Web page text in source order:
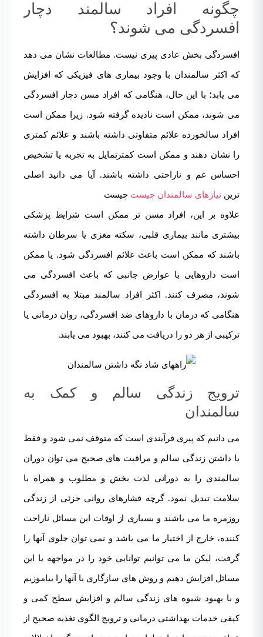
چگونه افراد سالمند دچار
افسردگی می شوند؟
افسردگی بخش عادی پیری نیست. مطالعات نشان می دهد
که اکثر سالمندان با وجود بیماری های فیزیکی که افزایش
می یابد؛ با این حال، هنگامی که افراد مسن دچار افسردگی
می شوند، ممکن است نادیده گرفته شود. زیرا ممکن است
افراد سالخورده علائم متفاوتی داشته باشند و علائم کمتری
را نشان دهند و ممکن است کمترتمایل به تجربه یا تشخیص
احساس غم و ناراحتی داشته باشند. آیا می دانید اصلی
ترین نیازهای سالمندان چیست چیست
علاوه بر این، افراد مسن تر ممکن است شرایط پزشکی
بیشتری مانند بیماری قلبی، سکته مغزی یا سرطان داشته
باشند که ممکن است باعث علائم افسردگی شود. یا ممکن
است داروهایی با عوارض جانبی که باعث افسردگی می
شوند، مصرف کنند. اکثر افراد سالمند مبتلا به افسردگی
هنگامی که درمان با داروهای ضد افسردگی، روان درمانی یا
ترکیبی از هر دو را دریافت می کنند، بھبود می یابند.
ترویج زندگی سالم و کمک به
سالمندان
می دانیم که پیری فرآیندی است که متوقف نمی شود و فقط
با داشتن زندگی سالم و مراقبت های صحیح می توان دوران
سالمندی را به دورانی لذت بخش و مطلوب و همراه با
سلامت تبدیل نمود. گرچه فشارهای روانی جزئی از زندگی
روزمره ما می باشند و بسیاری از اوقات این مسائل ناراحت
کننده، خارج از اختیار ما می باشد و نمی توان جلوی آنھا را
گرفت، لیکن ما می توانیم توانایی خود را در مواجھه با این
مسائل افزایش دهیم و روش های سازگاری با آنھا را بیاموزیم
و با بھبود شیوه های زندگی سالم و افزایش سطح کمی و
کیفی خدمات بھداشتی درمانی و ترویج الگوی تغذیه صحیح از